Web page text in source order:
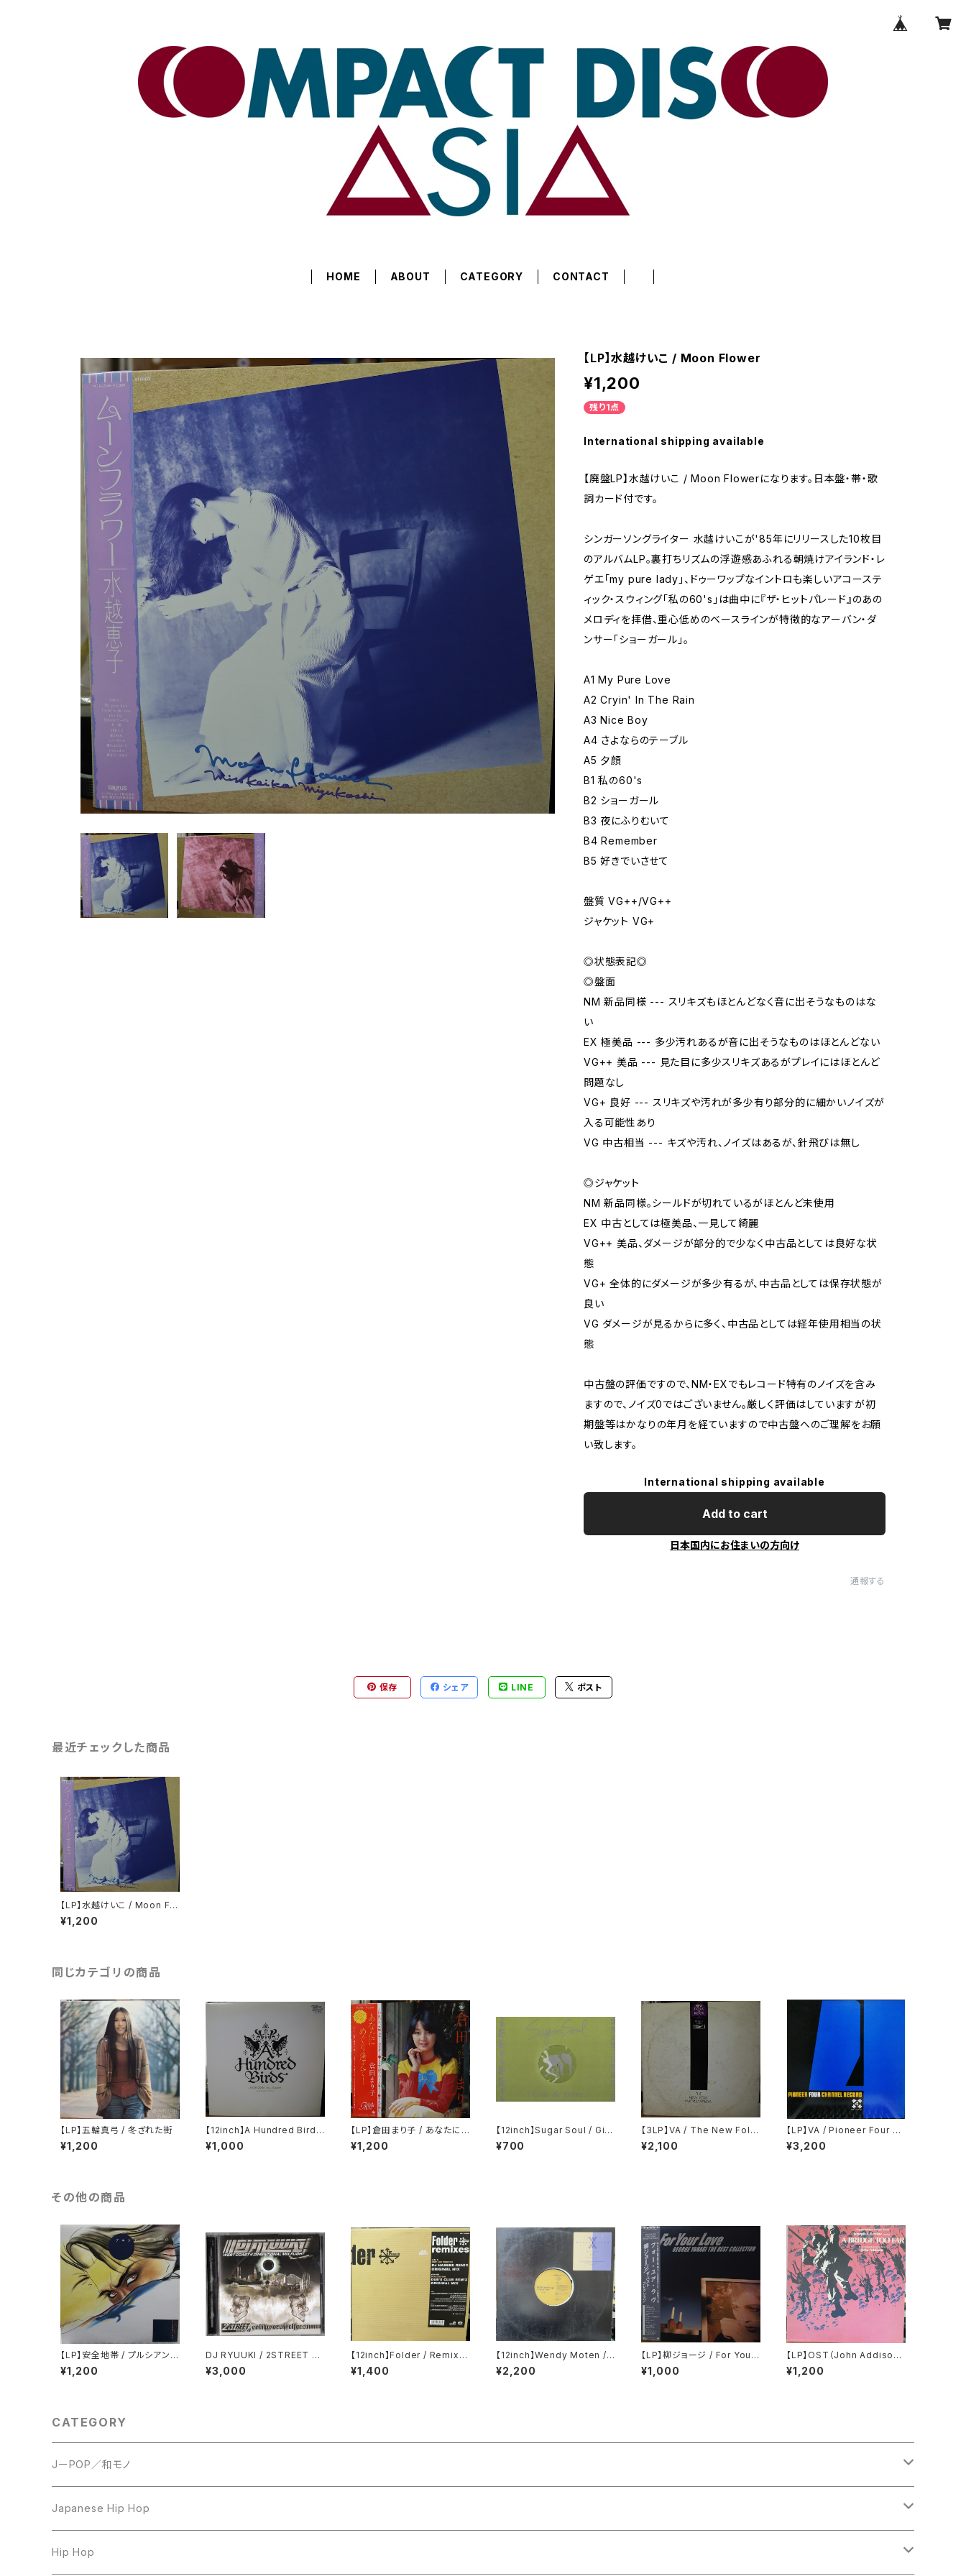
HOME ABOUT CATEGORY CONTACT
【LP】水越けいこ / Moon Flower
¥1,200
残り1点
International shipping available
【廃盤LP】水越けいこ / Moon Flowerになります。日本盤・帯・歌
詞カード付です。
シンガーソングライター 水越けいこが'85年にリリースした10枚目
のアルバムLP。裏打ちリズムの浮遊感あふれる朝焼けアイランド・レ
ゲエ「my pure lady」、ドゥーワップなイントロも楽しいアコーステ
ィック・スウィング「私の60's」は曲中に『ザ・ヒットパレード』のあの
メロディを拝借、重心低めのベースラインが特徴的なアーバン・ダ
ンサー「ショーガール」。
A1 My Pure Love
A2 Cryin' In The Rain
A3 Nice Boy
A4 さよならのテーブル
A5 夕顔
B1 私の60's
B2 ショーガール
B3 夜にふりむいて
B4 Remember
B5 好きでいさせて
盤質 VG++/VG++
ジャケット VG+
◎状態表記◎
◎盤面
NM 新品同様 --- スリキズもほとんどなく音に出そうなものはな
い
EX 極美品 --- 多少汚れあるが音に出そうなものはほとんどない
VG++ 美品 --- 見た目に多少スリキズあるがプレイにはほとんど
問題なし
VG+ 良好 --- スリキズや汚れが多少有り部分的に細かいノイズが
入る可能性あり
VG 中古相当 --- キズや汚れ、ノイズはあるが、針飛びは無し
◎ジャケット
NM 新品同様。シールドが切れているがほとんど未使用
EX 中古としては極美品、一見して綺麗
VG++ 美品、ダメージが部分的で少なく中古品としては良好な状
態
VG+ 全体的にダメージが多少有るが、中古品としては保存状態が
良い
VG ダメージが見るからに多く、中古品としては経年使用相当の状
態
中古盤の評価ですので、NM・EXでもレコード特有のノイズを含み
ますので、ノイズ0ではございません。厳しく評価はしていますが初
期盤等はかなりの年月を経ていますので中古盤へのご理解をお願
い致します。
International shipping available
Add to cart
日本国内にお住まいの方向け
通報する
保存 シェア LINE ポスト
最近チェックした商品
【LP】水越けいこ / Moon Flo
wer
¥1,200
同じカテゴリの商品
【LP】五輪真弓 / 冬ざれた街
¥1,200
【12inch】A Hundred Birds
Feat. Sugami / Amar Gor
a
¥1,000
【LP】倉田まり子 / あなたに
めぐり逢えて・・・・
¥1,200
【12inch】Sugar Soul / Gin
& Lime
¥700
【3LP】VA / The New Folk
Encyclopaedia = ニュー・フ
ォーク大百科事典
¥2,100
【LP】VA / Pioneer Four Ch
annel Record
¥3,200
その他の商品
【LP】安全地帯 / プルシアンブ
ルーの肖像 オリジナル・サウ
ンドトラック
¥1,200
DJ RYUUKI / 2STREET pa
rt.4 ecipse of the sun
¥3,000
【12inch】Folder / Remixe
s
¥1,400
【12inch】Wendy Moten /
Step By Step
¥2,200
【LP】柳ジョージ / For Your
Love - George Yanagi T
he Best Collection
¥1,000
【LP】OST（John Addison）
/ A Bridge Too Far
¥1,200
CATEGORY
JーPOP／和モノ
LP
7inch
Japanese Hip Hop
12inch
Hip Hop